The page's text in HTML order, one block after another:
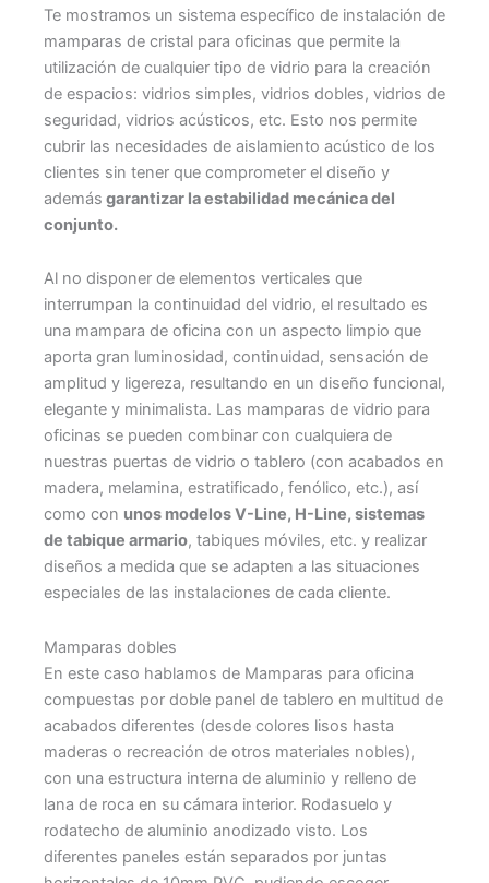
Te mostramos un sistema específico de instalación de
mamparas de cristal para oficinas que permite la
utilización de cualquier tipo de vidrio para la creación
de espacios: vidrios simples, vidrios dobles, vidrios de
seguridad, vidrios acústicos, etc. Esto nos permite
cubrir las necesidades de aislamiento acústico de los
clientes sin tener que comprometer el diseño y
además garantizar la estabilidad mecánica del
conjunto.
Al no disponer de elementos verticales que
interrumpan la continuidad del vidrio, el resultado es
una mampara de oficina con un aspecto limpio que
aporta gran luminosidad, continuidad, sensación de
amplitud y ligereza, resultando en un diseño funcional,
elegante y minimalista. Las mamparas de vidrio para
oficinas se pueden combinar con cualquiera de
nuestras puertas de vidrio o tablero (con acabados en
madera, melamina, estratificado, fenólico, etc.), así
como con unos modelos V-Line, H-Line, sistemas
de tabique armario, tabiques móviles, etc. y realizar
diseños a medida que se adapten a las situaciones
especiales de las instalaciones de cada cliente.
Mamparas dobles
En este caso hablamos de Mamparas para oficina
compuestas por doble panel de tablero en multitud de
acabados diferentes (desde colores lisos hasta
maderas o recreación de otros materiales nobles),
con una estructura interna de aluminio y relleno de
lana de roca en su cámara interior. Rodasuelo y
rodatecho de aluminio anodizado visto. Los
diferentes paneles están separados por juntas